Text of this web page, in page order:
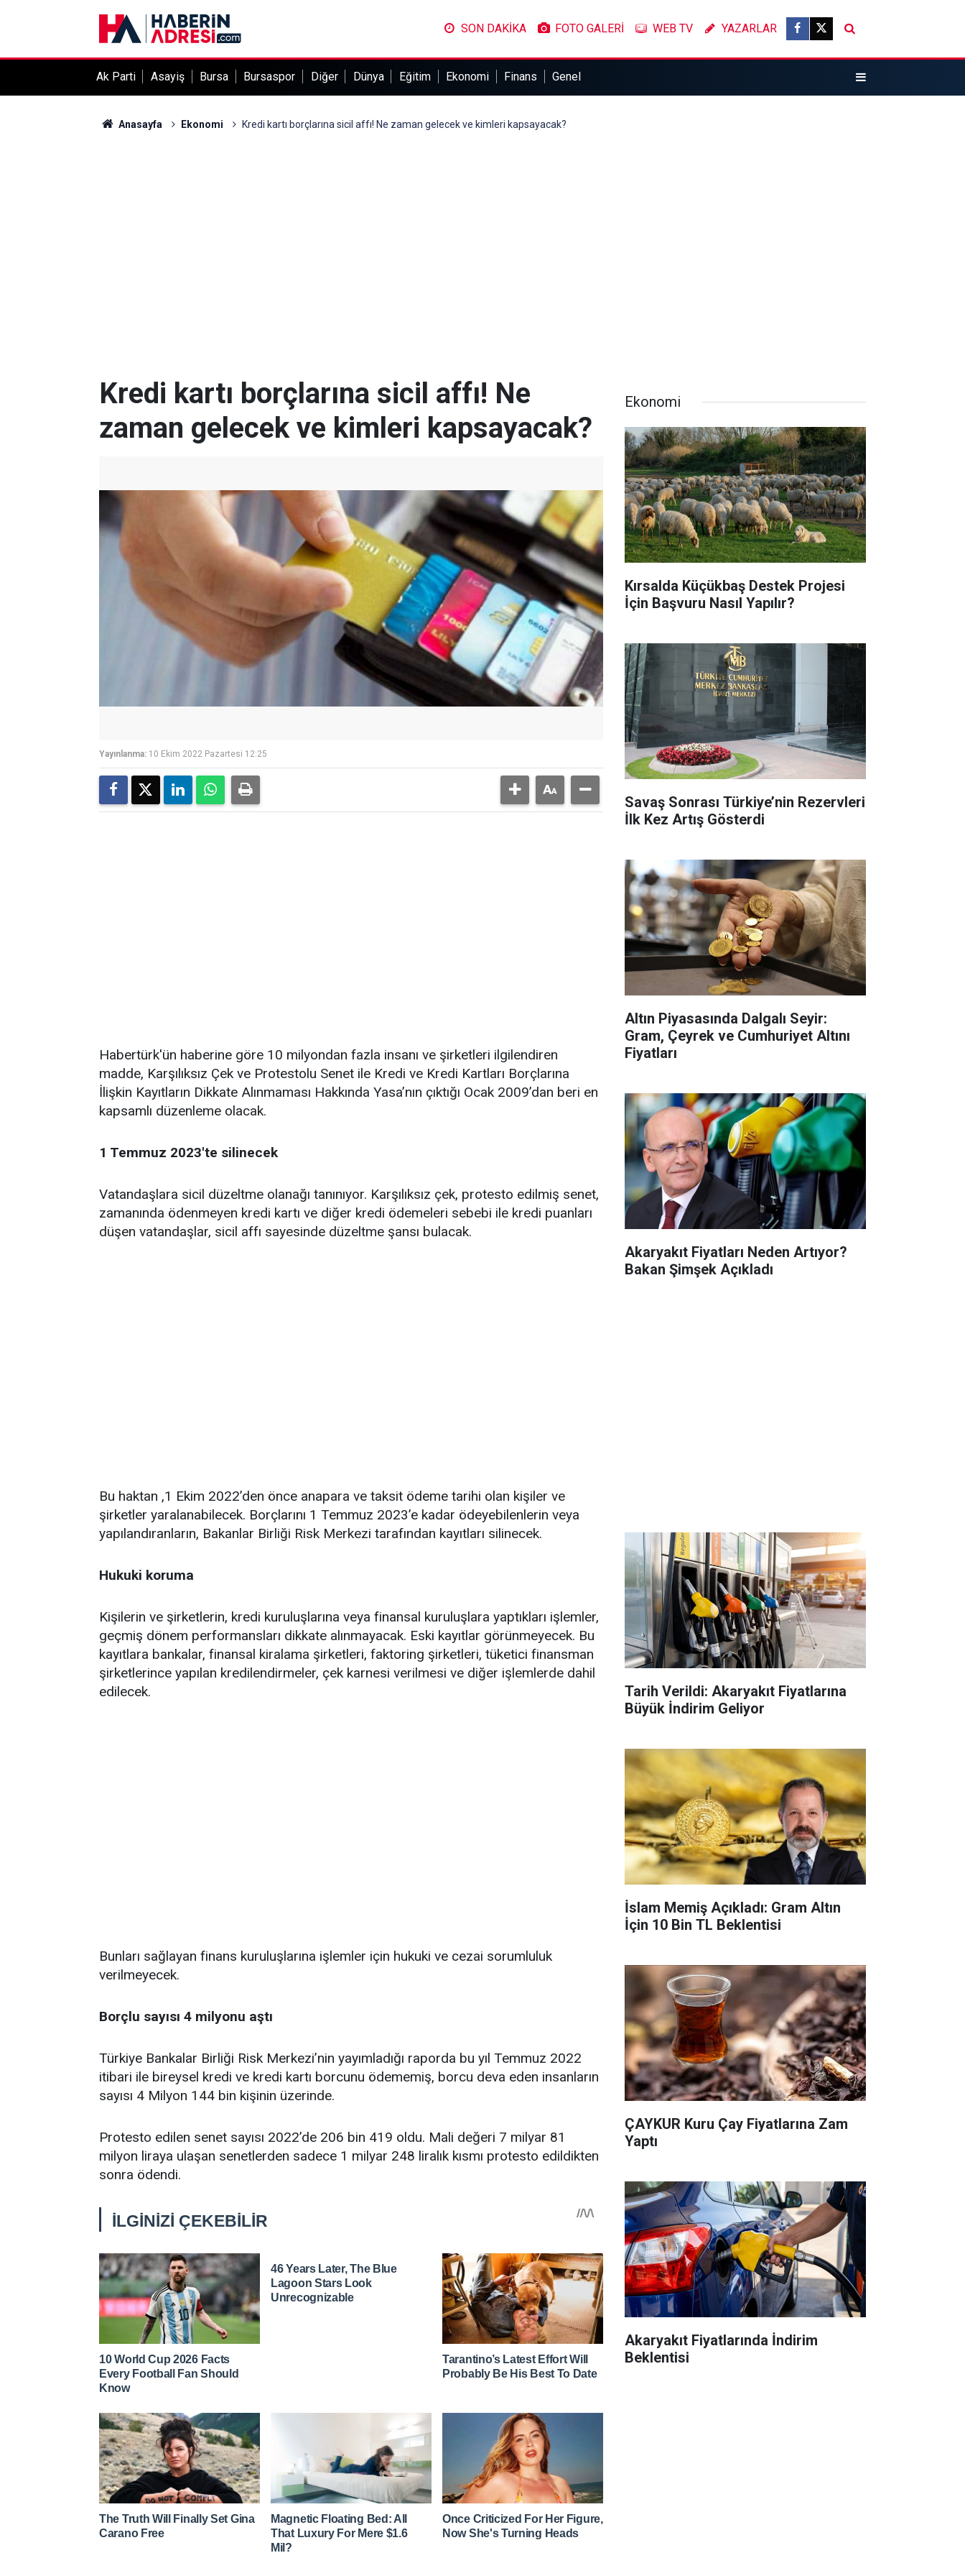
SON DAKİKA FOTO GALERİ WEB TV YAZARLAR
Ak Parti Asayiş Bursa Bursaspor Diğer Dünya Eğitim Ekonomi Finans Genel
Anasayfa Ekonomi Kredi kartı borçlarına sicil affı! Ne zaman gelecek ve kimleri kapsayacak?
Kredi kartı borçlarına sicil affı! Ne
zaman gelecek ve kimleri kapsayacak?
Yayınlanma: 10 Ekim 2022 Pazartesi 12:25
Habertürk'ün haberine göre 10 milyondan fazla insanı ve şirketleri ilgilendiren
madde, Karşılıksız Çek ve Protestolu Senet ile Kredi ve Kredi Kartları Borçlarına
İlişkin Kayıtların Dikkate Alınmaması Hakkında Yasa’nın çıktığı Ocak 2009’dan beri en
kapsamlı düzenleme olacak.
1 Temmuz 2023'te silinecek
Vatandaşlara sicil düzeltme olanağı tanınıyor. Karşılıksız çek, protesto edilmiş senet,
zamanında ödenmeyen kredi kartı ve diğer kredi ödemeleri sebebi ile kredi puanları
düşen vatandaşlar, sicil affı sayesinde düzeltme şansı bulacak.
Bu haktan ,1 Ekim 2022’den önce anapara ve taksit ödeme tarihi olan kişiler ve
şirketler yaralanabilecek. Borçlarını 1 Temmuz 2023’e kadar ödeyebilenlerin veya
yapılandıranların, Bakanlar Birliği Risk Merkezi tarafından kayıtları silinecek.
Hukuki koruma
Kişilerin ve şirketlerin, kredi kuruluşlarına veya finansal kuruluşlara yaptıkları işlemler,
geçmiş dönem performansları dikkate alınmayacak. Eski kayıtlar görünmeyecek. Bu
kayıtlara bankalar, finansal kiralama şirketleri, faktoring şirketleri, tüketici finansman
şirketlerince yapılan kredilendirmeler, çek karnesi verilmesi ve diğer işlemlerde dahil
edilecek.
Bunları sağlayan finans kuruluşlarına işlemler için hukuki ve cezai sorumluluk
verilmeyecek.
Borçlu sayısı 4 milyonu aştı
Türkiye Bankalar Birliği Risk Merkezi’nin yayımladığı raporda bu yıl Temmuz 2022
itibari ile bireysel kredi ve kredi kartı borcunu ödememiş, borcu deva eden insanların
sayısı 4 Milyon 144 bin kişinin üzerinde.
Protesto edilen senet sayısı 2022’de 206 bin 419 oldu. Mali değeri 7 milyar 81
milyon liraya ulaşan senetlerden sadece 1 milyar 248 liralık kısmı protesto edildikten
sonra ödendi.
Ekonomi
Kırsalda Küçükbaş Destek Projesi
İçin Başvuru Nasıl Yapılır?
Savaş Sonrası Türkiye’nin Rezervleri
İlk Kez Artış Gösterdi
Altın Piyasasında Dalgalı Seyir:
Gram, Çeyrek ve Cumhuriyet Altını
Fiyatları
Akaryakıt Fiyatları Neden Artıyor?
Bakan Şimşek Açıkladı
Tarih Verildi: Akaryakıt Fiyatlarına
Büyük İndirim Geliyor
İslam Memiş Açıkladı: Gram Altın
İçin 10 Bin TL Beklentisi
ÇAYKUR Kuru Çay Fiyatlarına Zam
Yaptı
Akaryakıt Fiyatlarında İndirim
Beklentisi